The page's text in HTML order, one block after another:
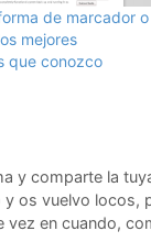
de marcador o
mejores
que conozco
y comparte la
os vuelvo locos,
vez en cuando,